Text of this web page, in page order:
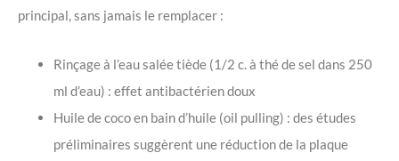
principal, sans jamais le remplacer :
Rinçage à l’eau salée tiède (1/2 c. à thé de sel dans 250
ml d’eau) : effet antibactérien doux
Huile de coco en bain d’huile (oil pulling) : des études
préliminaires suggèrent une réduction de la plaque